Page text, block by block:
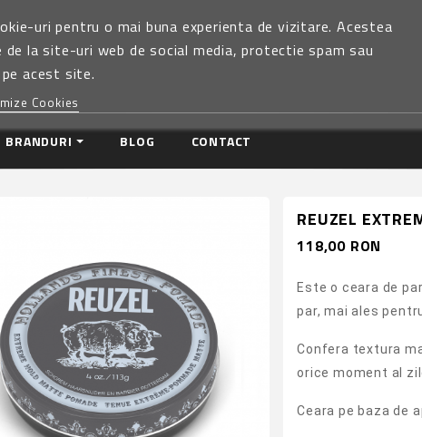
uri pentru o mai buna experienta de vizitare. Acestea
la site-uri web de social media, protectie spam sau
acest site.
Cookies
BRANDURI BLOG CONTACT
REUZEL
118,00 RON
Este o ceara de
par, mai ales
Confera textura
orice moment al
Ceara pe baza de